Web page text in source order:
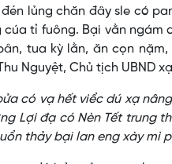
lủng chăn đây sle có
tỉ fuông. Bại vằn ngám
tua kỳ lằn, ăn cọn
Nguyệt, Chủ tịch UBND
có vạ hết viểc dú xạ
Lợi đạ có Nèn Tết trung
thảy bại lan eng xày mì